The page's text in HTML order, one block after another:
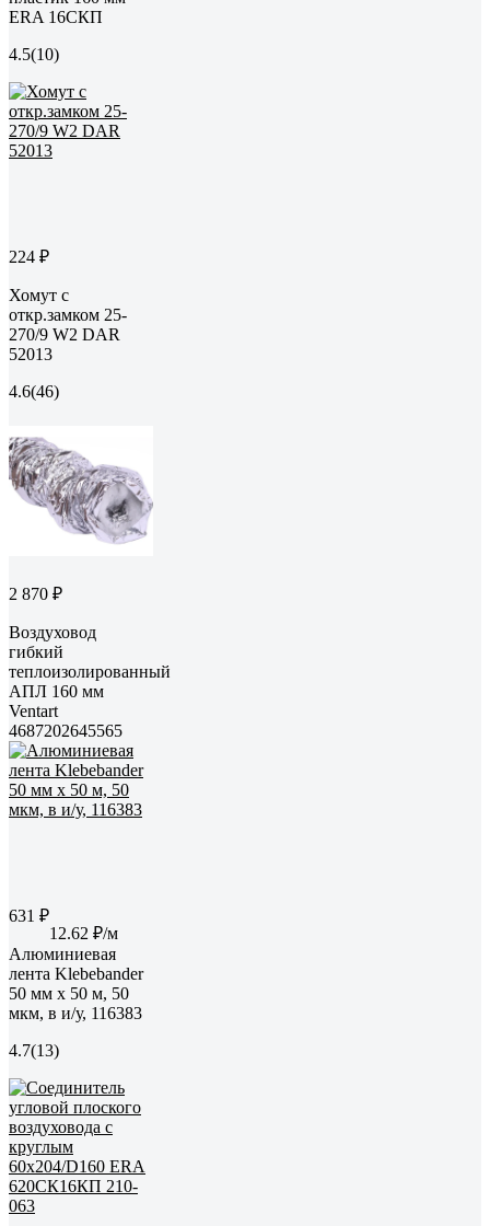
ERA 16СКП
4.5(10)
224 ₽
Хомут с
откр.замком 25-
270/9 W2 DAR
52013
4.6(46)
2 870 ₽
Воздуховод
гибкий
теплоизолированный
АПЛ 160 мм
Ventart
4687202645565
631 ₽
12.62 ₽/м
Алюминиевая
лента Klebebander
50 мм х 50 м, 50
мкм, в и/у, 116383
4.7(13)